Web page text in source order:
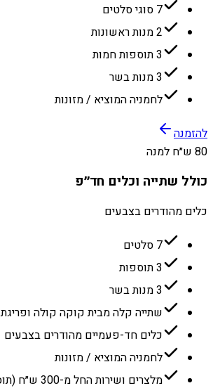
7 סוגי סלטים
2 מנות ראשונות
3 תוספות חמות
3 מנות בשר
לחמניה המוציא / מזונות
להזמנה
80 ש״ח למנה
כולל שתייה וכלים חד״פ
כלים מהודרים בצבעים
7 סלטים
3 תוספות
3 מנות בשר
שתייה קלה מבית קוקה קולה ופריגת
כלים חד-פעמיים מהודרים בצבעים
לחמניה המוציא / מזונות
מלצרים ושירות החל מ-300 ש״ח (תוספת)